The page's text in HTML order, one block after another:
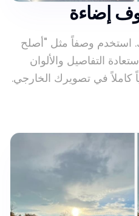
إضاءة
استخدم وصفاً مثل "أصلح
التفاصيل والألوان
كاملاً في تصويرك الخارجي.